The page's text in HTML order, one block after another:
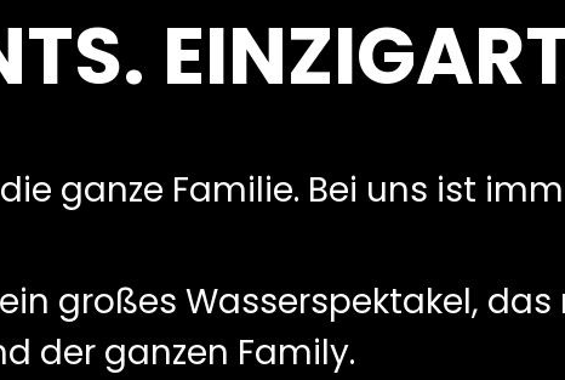
ganze Familie. Bei uns ist
großes Wasserspektakel,
der ganzen Family.